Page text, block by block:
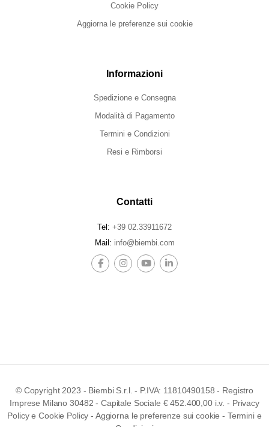
Cookie Policy
Aggiorna le preferenze sui cookie
Informazioni
Spedizione e Consegna
Modalità di Pagamento
Termini e Condizioni
Resi e Rimborsi
Contatti
Tel: +39 02.33911672
Mail: info@biembi.com
© Copyright 2023 - Biembi S.r.l. - P.IVA: 11810490158 - Registro
Imprese Milano 30482 - Capitale Sociale € 452.400,00 i.v. - Privacy
PolicyeCookie Policy - Aggiorna le preferenze sui cookie - Termini e